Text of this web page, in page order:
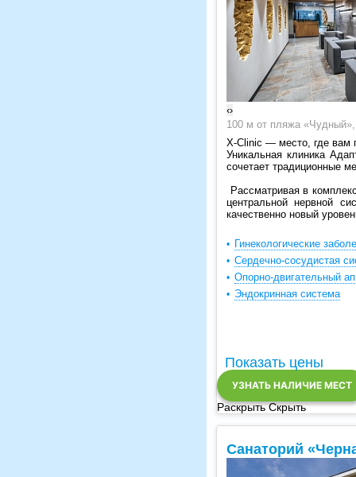
‹›
100 м от пляжа «Чудный»,
X-Clinic — место, где вам
Уникальная клиника
сочетает традиционные
Рассматривая в
центральной нервной
качественно новый
Гинекологические
Сердечно-сосудистая
Опорно-двигательный
Эндокринная система
Показать цены
УЗНАТЬ НАЛИЧИЕ МЕСТ
Раскрыть Скрыть
Санаторий